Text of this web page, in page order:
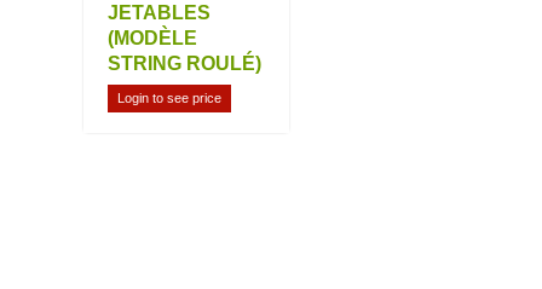
JETABLES
(MODÈLE
STRING ROULÉ)
Login to see price